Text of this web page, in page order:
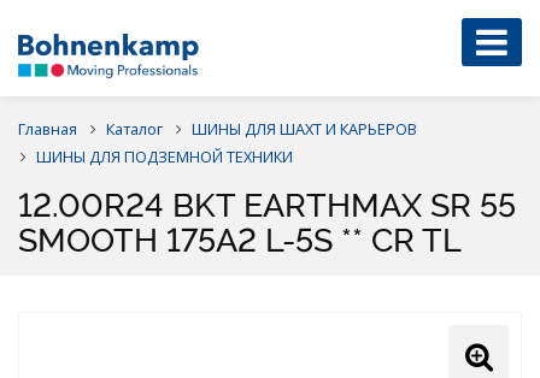
Главная Каталог
ШИНЫ ДЛЯ ШАХТ И КАРЬЕРОВ
ШИНЫ ДЛЯ ПОДЗЕМНОЙ ТЕХНИКИ
12.00R24 BKT EARTHMAX SR 55
SMOOTH 175A2 L-5S ** CR TL